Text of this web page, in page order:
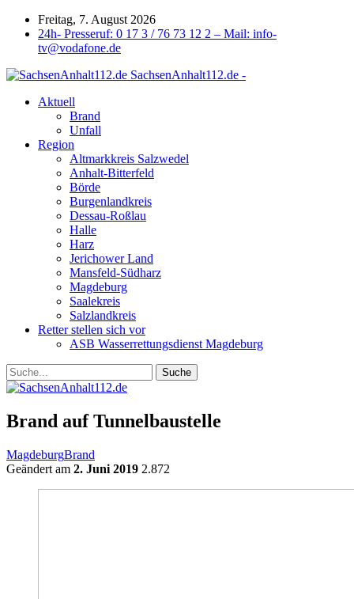
Freitag, 7. August 2026
24h- Presseruf: 0 17 3 / 76 73 12 2 – Mail: info-
tv@vodafone.de
SachsenAnhalt112.de -
Aktuell
Brand
Unfall
Region
Altmarkkreis Salzwedel
Anhalt-Bitterfeld
Börde
Burgenlandkreis
Dessau-Roßlau
Halle
Harz
Jerichower Land
Mansfeld-Südharz
Magdeburg
Saalekreis
Salzlandkreis
Retter stellen sich vor
ASB Wasserrettungsdienst Magdeburg
Brand auf Tunnelbaustelle
MagdeburgBrand
Geändert am 2. Juni 2019 2.872